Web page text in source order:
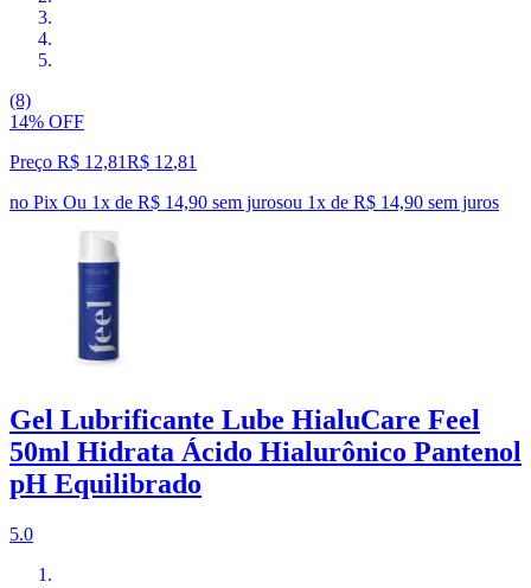
(8)
14% OFF
Preço R$ 12,81R$ 12,81
no Pix Ou 1x de R$ 14,90 sem jurosou 1x de R$ 14,90 sem juros
Gel Lubrificante Lube HialuCare Feel
50ml Hidrata Ácido Hialurônico Pantenol
pH Equilibrado
5.0